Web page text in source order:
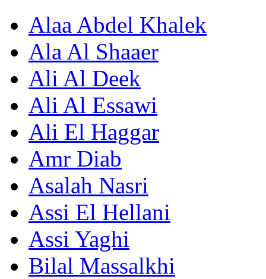
Alaa Abdel Khalek
Ala Al Shaaer
Ali Al Deek
Ali Al Essawi
Ali El Haggar
Amr Diab
Asalah Nasri
Assi El Hellani
Assi Yaghi
Bilal Massalkhi